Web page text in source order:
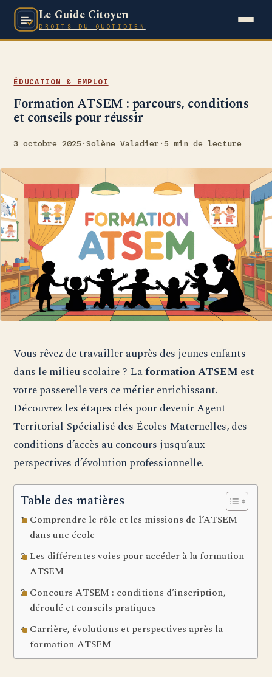
Le Guide Citoyen
DROITS DU QUOTIDIEN
ÉDUCATION & EMPLOI
Formation ATSEM : parcours, conditions
et conseils pour réussir
3 octobre 2025 ·Solène Valadier ·5 min de lecture
Vous rêvez de travailler auprès des jeunes enfants
dans le milieu scolaire ? Laformation ATSEM est
votre passerelle vers ce métier enrichissant.
Découvrez les étapes clés pour devenir Agent
Territorial Spécialisé des Écoles Maternelles, des
conditions d’accès au concours jusqu’aux
perspectives d’évolution professionnelle.
Table des matières
Comprendre le rôle et les missions de l’ATSEM
dans une école
Les différentes voies pour accéder à la formation
ATSEM
Concours ATSEM : conditions d’inscription,
déroulé et conseils pratiques
Carrière, évolutions et perspectives après la
formation ATSEM